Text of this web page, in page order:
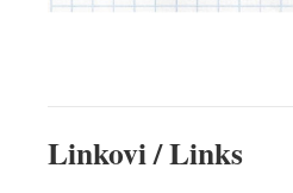
Linkovi / Links